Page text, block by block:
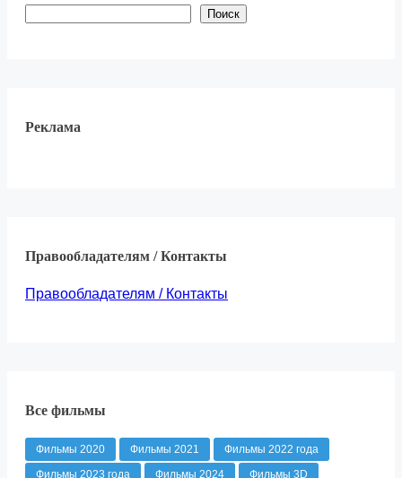
Поиск
Реклама
Правообладателям / Контакты
Правообладателям / Контакты
Все фильмы
Фильмы 2020 Фильмы 2021
Фильмы 2022 года
Фильмы 2023 года
Фильмы 2024
Фильмы 3D